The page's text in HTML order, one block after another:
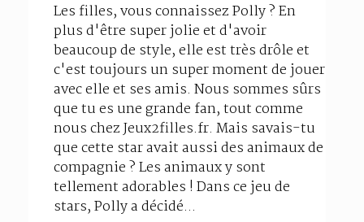
Les filles, vous connaissez Polly ? En
plus d'être super jolie et d'avoir
beaucoup de style, elle est très drôle et
c'est toujours un super moment de jouer
avec elle et ses amis. Nous sommes sûrs
que tu es une grande fan, tout comme
nous chez Jeux2filles.fr. Mais savais-tu
que cette star avait aussi des animaux de
compagnie ? Les animaux y sont
tellement adorables ! Dans ce jeu de
stars, Polly a décidé...